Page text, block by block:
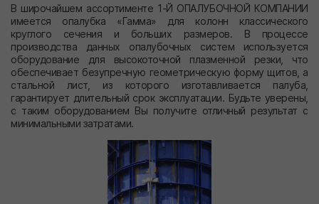
В широчайшем ассортименте 1-Й ОПАЛУБОЧНОЙ КОМПАНИИ
имеется опалубка «Гамма» для колонн классического
круглого сечения и больших размеров. В процессе
производства данных опалубочных систем используется
оборудование для высокоточной плазменной резки, что
обеспечивает безупречную геометрическую форму щитов, а
стальной лист, из которого изготавливается палуба,
гарантирует длительный срок эксплуатации. Будьте уверены,
с таким оборудованием Вы получите отличный результат с
минимальными затратами.